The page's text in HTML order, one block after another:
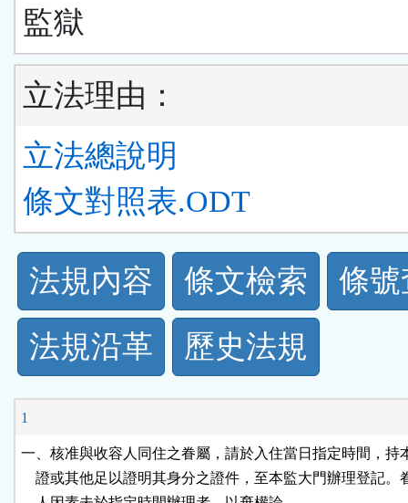
監獄
立法理由：
立法總說明
條文對照表.ODT
法
規
功
能
按
法規內容 條文檢索
條
法規沿革
歷史法規
1
一、核准與收容人同住之眷屬，請於入住當日指定時間，持
證或其他足以證明其身分之證件，至本監大門辦理登記。